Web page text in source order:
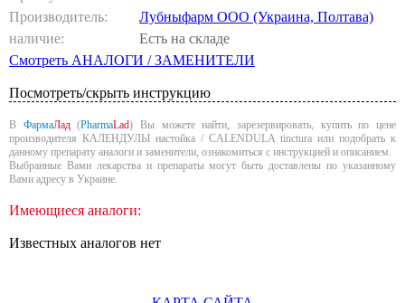
Производитель:
Лубныфарм ООО (Украина, Полтава)
наличие:
Есть на складе
Смотреть АНАЛОГИ / ЗАМЕНИТЕЛИ
Посмотреть/скрыть инструкцию
В ФармаЛад(PharmaLad) Вы можете найти, зарезервировать, купить по цене
производителя КАЛЕНДУЛЫ настойка / CALENDULA tinctura или подобрать к
данному препарату аналоги и заменители, ознакомиться с инструкцией и описанием.
Выбранные Вами лекарства и препараты могут быть доставлены по указанному
Вами адресу в Украине.
Имеющиеся аналоги:
Известных аналогов нет